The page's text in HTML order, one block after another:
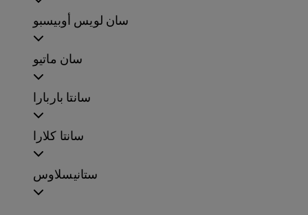
سان لويس أوبيسبو
سان ماتيو
سانتا باربارا
سانتا كلارا
ستانيسلاوس